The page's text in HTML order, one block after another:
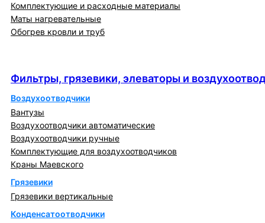
Комплектующие и расходные материалы
Маты нагревательные
Обогрев кровли и труб
Фильтры, грязевики, элеваторы и
Воздухоотводчики
Вантузы
Воздухоотводчики автоматические
Воздухоотводчики ручные
Комплектующие для воздухоотводчиков
Краны Маевского
Грязевики
Грязевики вертикальные
Конденсатоотводчики